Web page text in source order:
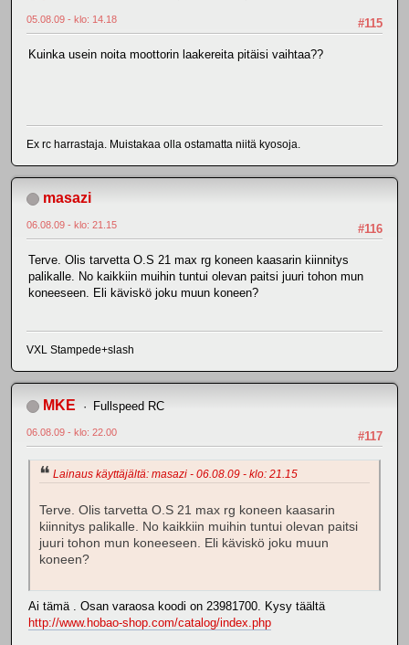
#115
05.08.09 - klo: 14.18
Kuinka usein noita moottorin laakereita pitäisi vaihtaa??
Ex rc harrastaja. Muistakaa olla ostamatta niitä kyosoja.
masazi
#116
06.08.09 - klo: 21.15
Terve. Olis tarvetta O.S 21 max rg koneen kaasarin kiinnitys
palikalle. No kaikkiin muihin tuntui olevan paitsi juuri tohon mun
koneeseen. Eli käviskö joku muun koneen?
VXL Stampede+slash
MKE Fullspeed RC
#117
06.08.09 - klo: 22.00
Lainaus käyttäjältä: masazi - 06.08.09 - klo: 21.15
Terve. Olis tarvetta O.S 21 max rg koneen kaasarin
kiinnitys palikalle. No kaikkiin muihin tuntui olevan paitsi
juuri tohon mun koneeseen. Eli käviskö joku muun
koneen?
Ai tämä . Osan varaosa koodi on 23981700. Kysy täältä
http://www.hobao-shop.com/catalog/index.php